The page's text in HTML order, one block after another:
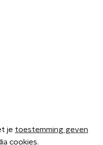
je toestemming geven
cookies.